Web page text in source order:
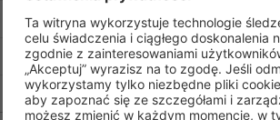
-50°C do +110°C
-50°C do +110°C
Tak